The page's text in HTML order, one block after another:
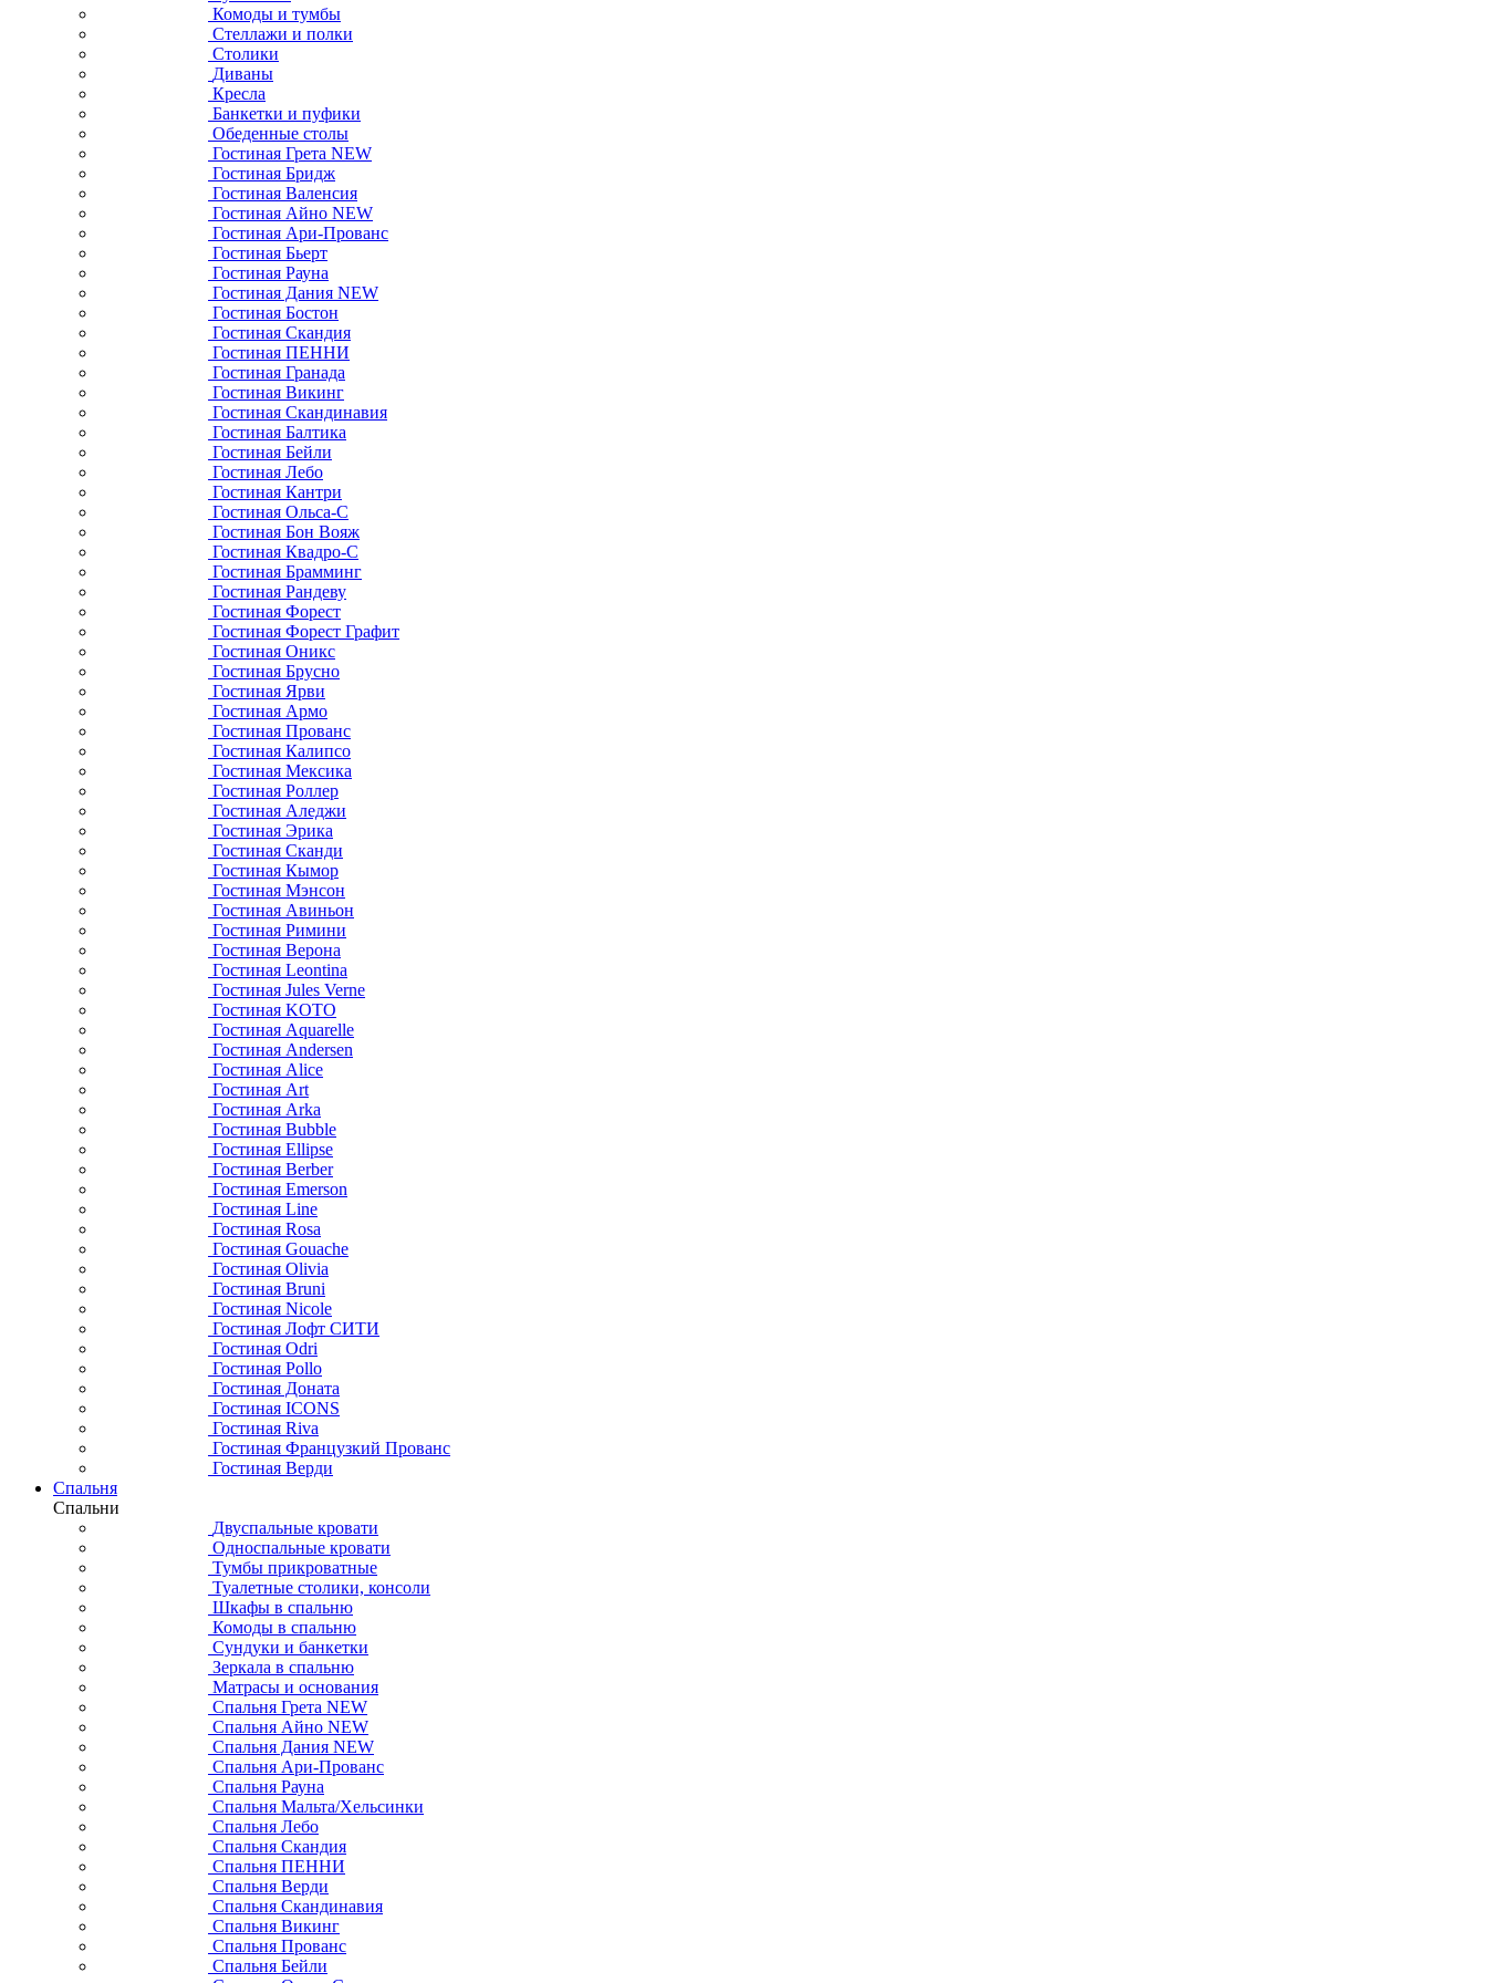
Комоды и тумбы
Стеллажи и полки
Столики
Диваны
Кресла
Банкетки и пуфики
Обеденные столы
Гостиная Грета NEW
Гостиная Бридж
Гостиная Валенсия
Гостиная Айно NEW
Гостиная Ари-Прованс
Гостиная Бьерт
Гостиная Рауна
Гостиная Дания NEW
Гостиная Бостон
Гостиная Скандия
Гостиная ПЕННИ
Гостиная Гранада
Гостиная Викинг
Гостиная Скандинавия
Гостиная Балтика
Гостиная Бейли
Гостиная Лебо
Гостиная Кантри
Гостиная Ольса-С
Гостиная Бон Вояж
Гостиная Квадро-С
Гостиная Брамминг
Гостиная Рандеву
Гостиная Форест
Гостиная Форест Графит
Гостиная Оникс
Гостиная Брусно
Гостиная Ярви
Гостиная Армо
Гостиная Прованс
Гостиная Калипсо
Гостиная Мексика
Гостиная Роллер
Гостиная Аледжи
Гостиная Эрика
Гостиная Сканди
Гостиная Кымор
Гостиная Мэнсон
Гостиная Авиньон
Гостиная Римини
Гостиная Верона
Гостиная Leontina
Гостиная Jules Verne
Гостиная KOTO
Гостиная Aquarelle
Гостиная Andersen
Гостиная Alice
Гостиная Art
Гостиная Arka
Гостиная Bubble
Гостиная Ellipse
Гостиная Berber
Гостиная Emerson
Гостиная Line
Гостиная Rosa
Гостиная Gouache
Гостиная Olivia
Гостиная Bruni
Гостиная Nicole
Гостиная Лофт СИТИ
Гостиная Odri
Гостиная Pollo
Гостиная Доната
Гостиная ICONS
Гостиная Riva
Гостиная Французкий Прованс
Гостиная Верди
Спальня
Спальни
Двуспальные кровати
Односпальные кровати
Тумбы прикроватные
Туалетные столики, консоли
Шкафы в спальню
Комоды в спальню
Сундуки и банкетки
Зеркала в спальню
Матрасы и основания
Спальня Грета NEW
Спальня Айно NEW
Спальня Дания NEW
Спальня Ари-Прованс
Спальня Рауна
Спальня Мальта/Хельсинки
Спальня Лебо
Спальня Скандия
Спальня ПЕННИ
Спальня Верди
Спальня Скандинавия
Спальня Викинг
Спальня Прованс
Спальня Бейли